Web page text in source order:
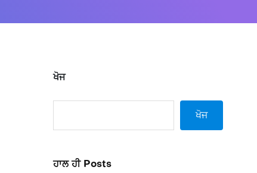
ਖੋਜ
ਖੋਜ
ਹਾਲ ਹੀ Posts